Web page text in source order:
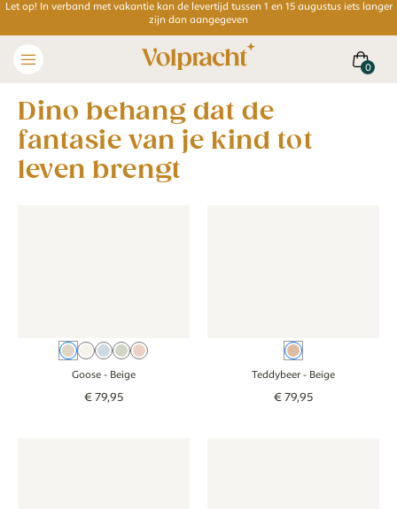
Let op! In verband met vakantie kan de levertijd tussen 1 en 15 augustus iets langer
zijn dan aangegeven
Dino behang dat de
fantasie van je kind tot
leven brengt
BeigeCreme
Blauw
GroenRoze
Goose - Beige
€79,95
Beige
Teddybeer - Beige
€79,95